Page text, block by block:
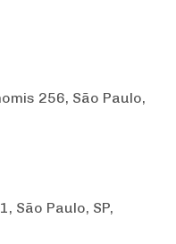
256, São Paulo,
São Paulo, SP,